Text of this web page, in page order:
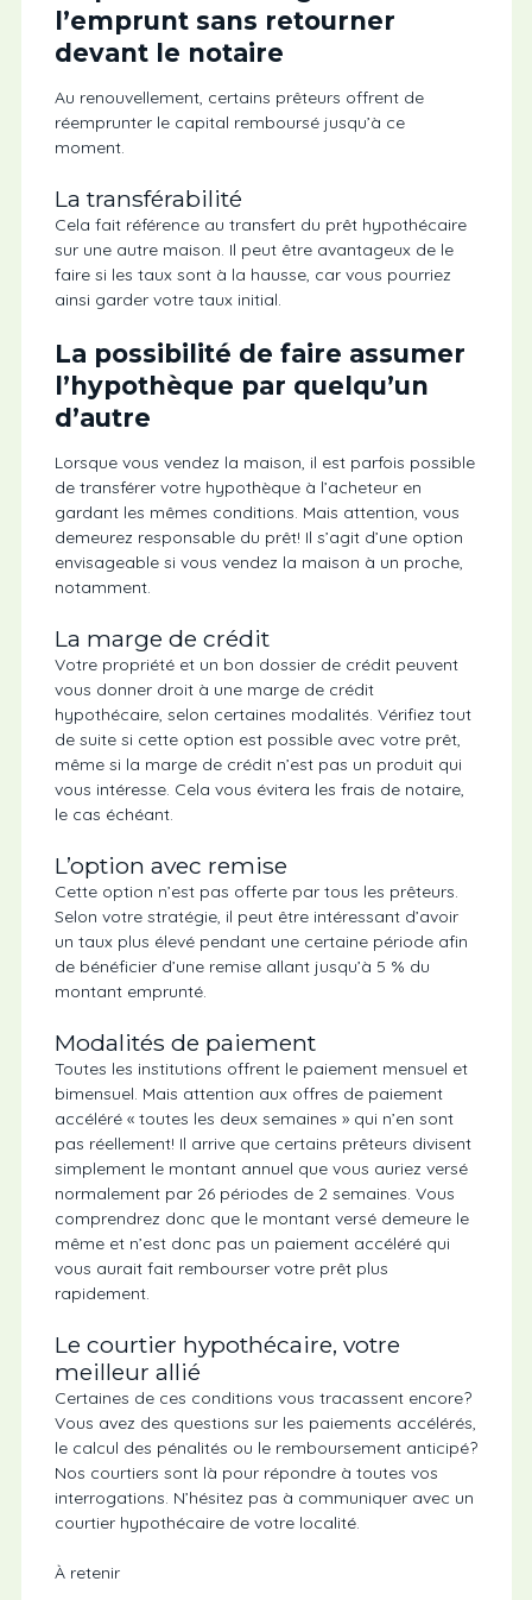
l’emprunt sans retourner
devant le notaire
Au renouvellement, certains prêteurs offrent de
réemprunter le capital remboursé jusqu’à ce
moment.
La transférabilité
Cela fait référence au transfert du prêt hypothécaire
sur une autre maison. Il peut être avantageux de le
faire si les taux sont à la hausse, car vous pourriez
ainsi garder votre taux initial.
La possibilité de faire assumer
l’hypothèque par quelqu’un
d’autre
Lorsque vous vendez la maison, il est parfois possible
de transférer votre hypothèque à l’acheteur en
gardant les mêmes conditions. Mais attention, vous
demeurez responsable du prêt! Il s’agit d’une option
envisageable si vous vendez la maison à un proche,
notamment.
La marge de crédit
Votre propriété et un bon dossier de crédit peuvent
vous donner droit à une marge de crédit
hypothécaire, selon certaines modalités. Vérifiez tout
de suite si cette option est possible avec votre prêt,
même si la marge de crédit n’est pas un produit qui
vous intéresse. Cela vous évitera les frais de notaire,
le cas échéant.
L’option avec remise
Cette option n’est pas offerte par tous les prêteurs.
Selon votre stratégie, il peut être intéressant d’avoir
un taux plus élevé pendant une certaine période afin
de bénéficier d’une remise allant jusqu’à 5 % du
montant emprunté.
Modalités de paiement
Toutes les institutions offrent le paiement mensuel et
bimensuel. Mais attention aux offres de paiement
accéléré « toutes les deux semaines » qui n’en sont
pas réellement! Il arrive que certains prêteurs divisent
simplement le montant annuel que vous auriez versé
normalement par 26 périodes de 2 semaines. Vous
comprendrez donc que le montant versé demeure le
même et n’est donc pas un paiement accéléré qui
vous aurait fait rembourser votre prêt plus
rapidement.
Le courtier hypothécaire, votre
meilleur allié
Certaines de ces conditions vous tracassent encore?
Vous avez des questions sur les paiements accélérés,
le calcul des pénalités ou le remboursement anticipé?
Nos courtiers sont là pour répondre à toutes vos
interrogations. N’hésitez pas à communiquer avec un
courtier hypothécaire de votre localité.
À retenir